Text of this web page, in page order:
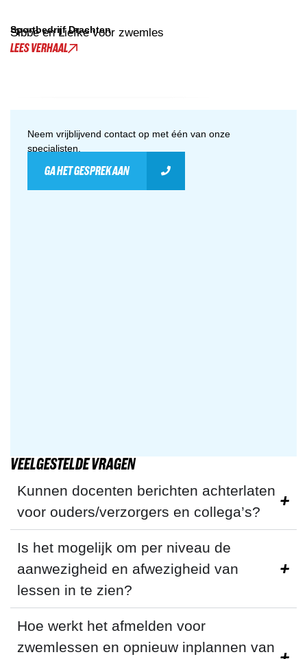
Sportbedrijf Drachten
Sibbe en Liefke voor zwemles
LEES VERHAAL
VEELGESTELDE VRAGEN
Kunnen docenten berichten achterlaten
voor ouders/verzorgers en collega’s?
Is het mogelijk om per niveau de
aanwezigheid en afwezigheid van
lessen in te zien?
Hoe werkt het afmelden voor
zwemlessen en opnieuw inplannen van
Neem vrijblijvend contact op met één van onze
specialisten.
GA HET GESPREK AAN